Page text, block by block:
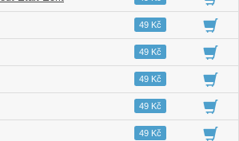
04:0649 Kč
03:0049 Kč
03:1049 Kč
02:3749 Kč
03:1149 Kč